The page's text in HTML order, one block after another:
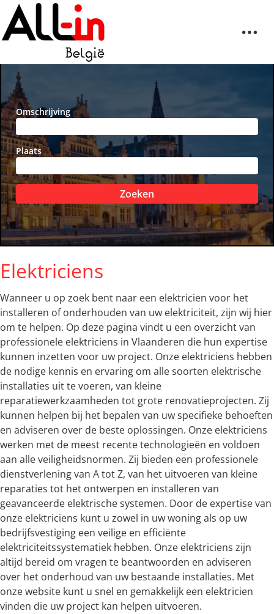
Omschrijving
Plaats
Zoeken
Elektriciens
Wanneer u op zoek bent naar een elektricien voor het
installeren of onderhouden van uw elektriciteit, zijn wij hier
om te helpen. Op deze pagina vindt u een overzicht van
professionele elektriciens in Vlaanderen die hun expertise
kunnen inzetten voor uw project. Onze elektriciens hebben
de nodige kennis en ervaring om alle soorten elektrische
installaties uit te voeren, van kleine
reparatiewerkzaamheden tot grote renovatieprojecten. Zij
kunnen helpen bij het bepalen van uw specifieke behoeften
en adviseren over de beste oplossingen. Onze elektriciens
werken met de meest recente technologieën en voldoen
aan alle veiligheidsnormen. Zij bieden een professionele
dienstverlening van A tot Z, van het uitvoeren van kleine
reparaties tot het ontwerpen en installeren van
geavanceerde elektrische systemen. Door de expertise van
onze elektriciens kunt u zowel in uw woning als op uw
bedrijfsvestiging een veilige en efficiënte
elektriciteitssystematiek hebben. Onze elektriciens zijn
altijd bereid om vragen te beantwoorden en adviseren
over het onderhoud van uw bestaande installaties. Met
onze website kunt u snel en gemakkelijk een elektricien
vinden die uw project kan helpen uitvoeren.